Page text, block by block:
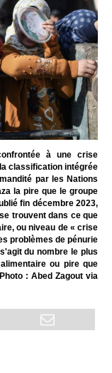
à une crise
classification intégrée
par les Nations
la pire que le groupe
fin décembre 2023,
trouvent dans ce que
ou niveau de « crise
problèmes de pénurie
du nombre le plus
ou pire que
: Abed Zagout via